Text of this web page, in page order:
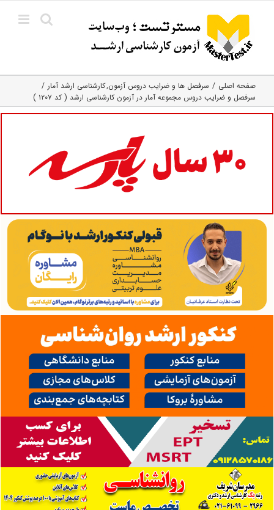
content
صفحه اصلی سرفصل ها و ضرایب دروس آزمون کارشناسی ارشد آمار
سرفصل و ضرایب دروس مجموعه آمار در آزمون کارشناسی ارشد ( کد ۱۲۰۷ )